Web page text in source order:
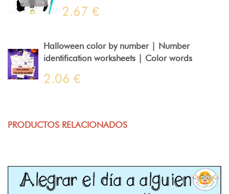
2.67 €
Halloween color by number | Number
identification worksheets | Color words
2.06 €
PRODUCTOS RELACIONADOS